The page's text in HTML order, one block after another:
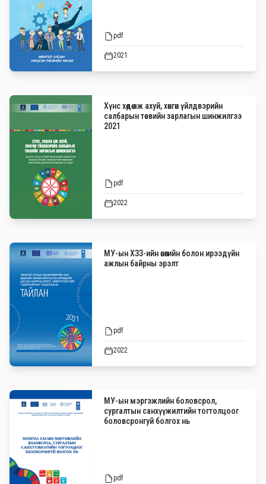
pdf
2021
Хүнс хөдөө аж ахуй, хөнгөн үйлдвэрийн
салбарын төсвийн зарлагын шинжилгээ
2021
pdf
2022
МУ-ын ХЗЗ-ийн өнөөгийн болон ирээдүйн
ажлын байрны эрэлт
pdf
2022
МУ-ын мэргэжлийн боловсрол,
сургалтын санхүүжилтийн тогтолцоог
боловсронгуй болгох нь
pdf